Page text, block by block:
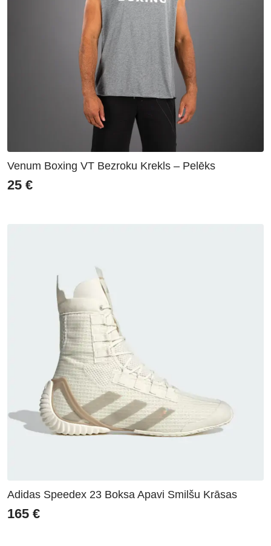
Venum Boxing VT Bezroku Krekls – Pelēks
25 €
Adidas Speedex 23 Boksa Apavi Smilšu Krāsas
165 €